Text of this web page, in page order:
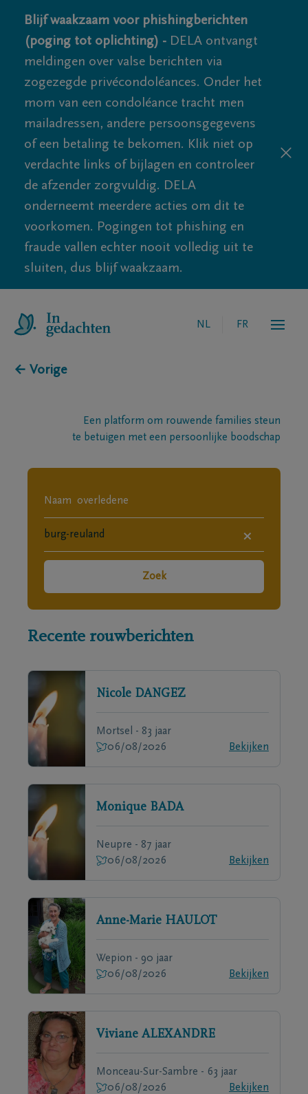
Blijf waakzaam voor phishingberichten
(poging tot oplichting) - DELA ontvangt
meldingen over valse berichten via
zogezegde privécondoléances. Onder het
mom van een condoléance tracht men
mailadressen, andere persoonsgegevens
of een betaling te bekomen. Klik niet op
verdachte links of bijlagen en controleer
de afzender zorgvuldig. DELA
onderneemt meerdere acties om dit te
voorkomen. Pogingen tot phishing en
fraude vallen echter nooit volledig uit te
sluiten, dus blijf waakzaam.
NL FR
← Vorige
Een platform om rouwende families steun
te betuigen met een persoonlijke boodschap
×
Zoek
Recente rouwberichten
Nicole DANGEZ
Mortsel - 83 jaar
06/08/2026
Bekijken
Monique BADA
Neupre - 87 jaar
06/08/2026
Bekijken
Anne-Marie HAULOT
Wepion - 90 jaar
06/08/2026
Bekijken
Viviane ALEXANDRE
Monceau-Sur-Sambre - 63 jaar
06/08/2026
Bekijken